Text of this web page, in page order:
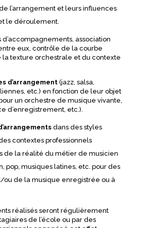
l’arrangement et leurs influences
le déroulement.
d’accompagnements, association
eux, contrôle de la courbe
texture orchestrale et du contexte
d’arrangement(jazz, salsa,
etc.) en fonction de leur objet
un orchestre de musique vivante,
d’enregistrement, etc.).
dans des styles
contextes professionnels
de la réalité du métier de musicien
pop, musiques latines, etc. pour des
ou de la musique enregistrée ou à
réalisés seront régulièrement
de l’école ou par des